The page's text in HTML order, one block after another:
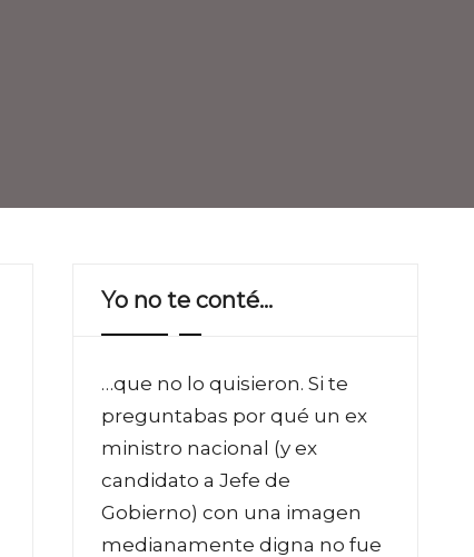
Yo no te conté…
…que no lo quisieron. Si te
preguntabas por qué un ex
ministro nacional (y ex
candidato a Jefe de
Gobierno) con una imagen
medianamente digna no fue